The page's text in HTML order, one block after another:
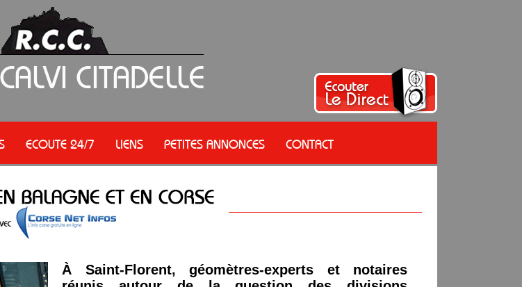
ECOUTE 24/7 LIENS PETITES ANNONCES CONTACT
À Saint-Florent, géomètres-experts et notaires